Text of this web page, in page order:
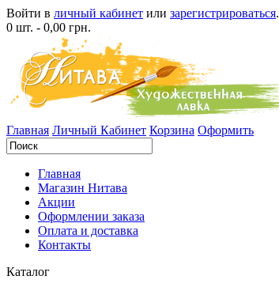
Войти в личный кабинет или зарегистрироваться.
0 шт. - 0,00 грн.
Главная Личный Кабинет Корзина Оформить
Главная
Магазин Нитава
Акции
Оформлении заказа
Оплата и доставка
Контакты
Каталог